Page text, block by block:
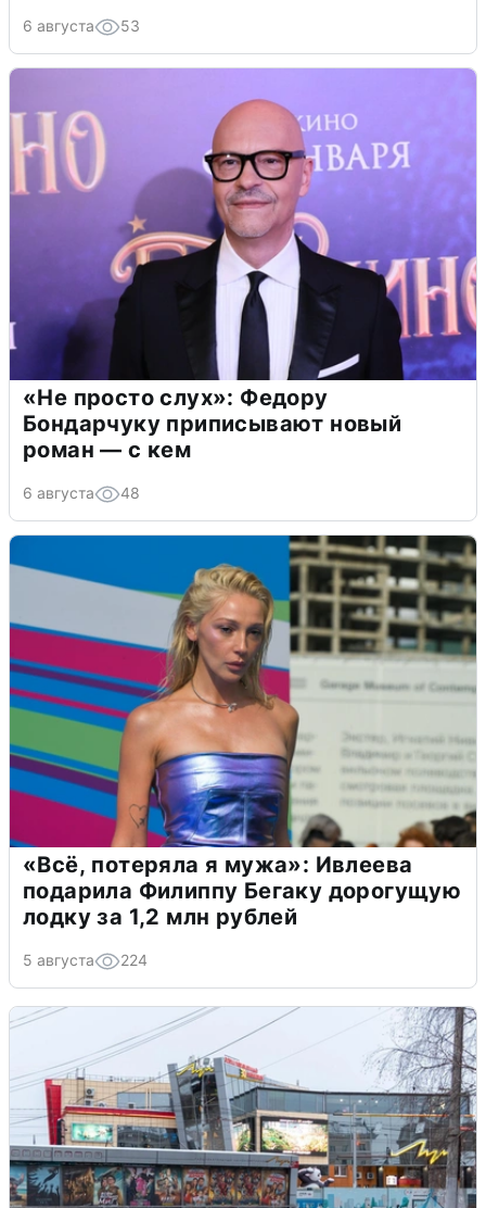
6 августа 53
«Не просто слух»: Федору
Бондарчуку приписывают новый
роман — с кем
6 августа 48
«Всё, потеряла я мужа»: Ивлеева
подарила Филиппу Бегаку дорогущую
лодку за 1,2 млн рублей
5 августа 224